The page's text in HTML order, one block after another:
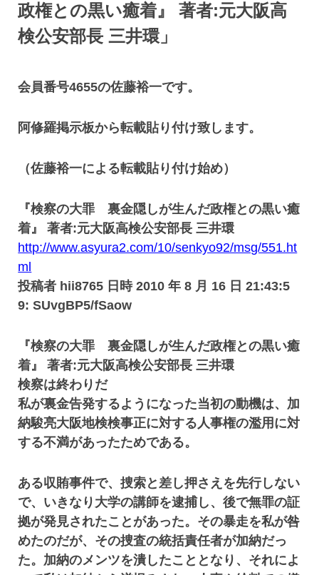
政権との黒い癒着』 著者:元大阪高
検公安部長 三井環」
会員番号4655の佐藤裕一です。
阿修羅掲示板から転載貼り付け致します。
（佐藤裕一による転載貼り付け始め）
『検察の大罪 裏金隠しが生んだ政権との黒い癒
着』 著者:元大阪高検公安部長 三井環
http://www.asyura2.com/10/senkyo92/msg/551.ht
ml
投稿者 hii8765 日時 2010 年 8 月 16 日 21:43:5
9: SUvgBP5/fSaow
『検察の大罪 裏金隠しが生んだ政権との黒い癒
着』 著者:元大阪高検公安部長 三井環
検察は終わりだ
私が裏金告発するようになった当初の動機は、加
納駿亮大阪地検検事正に対する人事権の濫用に対
する不満があったためである。
ある収賄事件で、捜索と差し押さえを先行しない
で、いきなり大学の講師を逮捕し、後で無罪の証
拠が発見されたことがあった。その暴走を私が咎
めたのだが、その捜査の統括責任者が加納だっ
た。加納のメンツを潰したこととなり、それによ